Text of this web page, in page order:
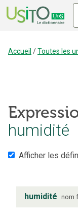
Accueil /Toutes les
humidité
Afficher les
humidité nom